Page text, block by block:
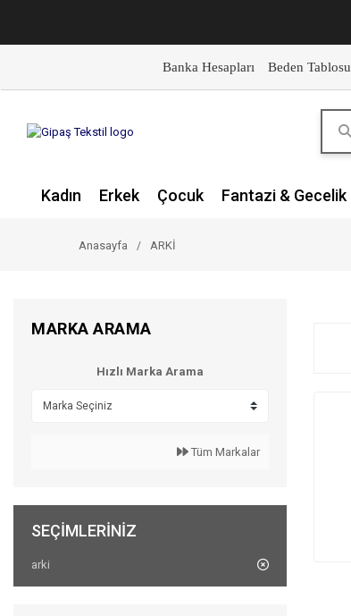
Banka Hesapları Beden Tablosu
Kadın Erkek Çocuk Fantazi & Gecelik
Anasayfa ARKİ
MARKA ARAMA
Hızlı Marka Arama
Tüm Markalar
SEÇIMLERINIZ
arki